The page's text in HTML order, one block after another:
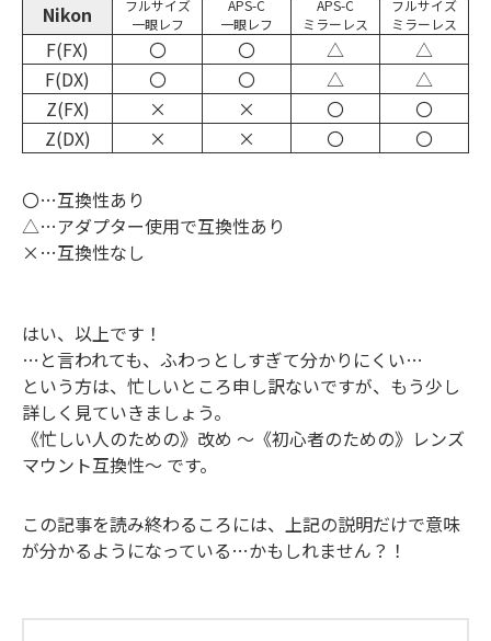
Nikon
フルサイズ
一眼レフ
APS-C
一眼レフ
APS-C
ミラーレス
フルサイズ
ミラーレス
F(FX) 〇 〇 △
△
F(DX)
〇 〇 △
△
Z(FX)
× × 〇
〇
Z(DX)
× × 〇 〇
〇…互換性あり
△…アダプター使用で互換性あり
×…互換性なし
はい、以上です！
…と言われても、ふわっとしすぎて分かりにくい…
という方は、忙しいところ申し訳ないですが、もう少し
詳しく見ていきましょう。
《忙しい人のための》改め ～《初心者のための》レンズ
マウント互換性～ です。
この記事を読み終わるころには、上記の説明だけで意味
が分かるようになっている…かもしれません？！